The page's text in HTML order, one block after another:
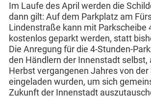
Im Laufe des April werden die
dann gilt: Auf dem Parkplatz am
Lindenstraße kann mit Parkscheibe
kostenlos geparkt werden, statt
Die Anregung für die 4-Stunden-
den Händlern der Innenstadt selbst,
Herbst vergangenen Jahres von der
eingeladen wurden, um sich
Zukunft der Innenstadt